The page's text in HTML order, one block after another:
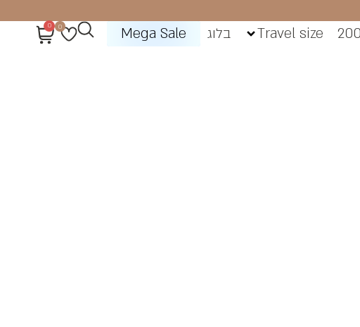
Travel size בלוג Mega Sale
0
0